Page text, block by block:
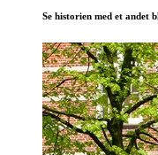
Se historien med et andet